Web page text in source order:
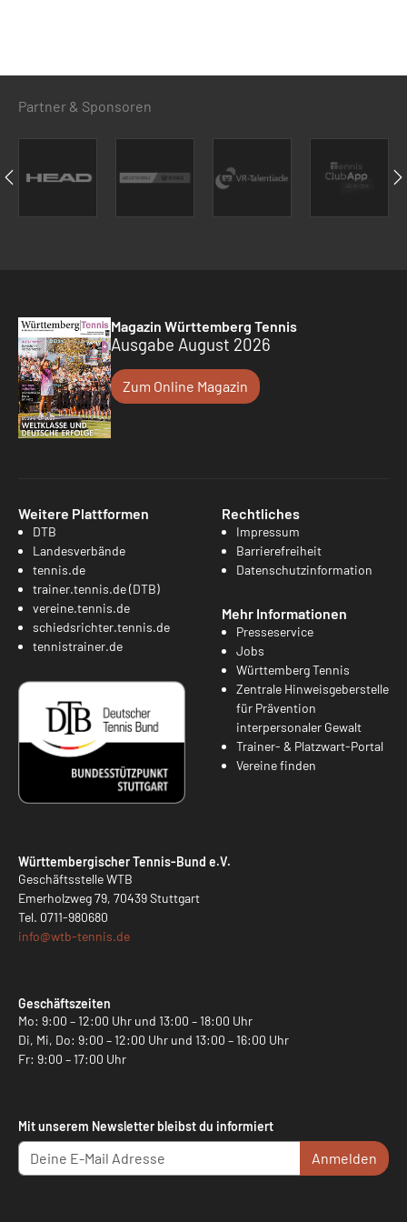
Partner & Sponsoren
Magazin Württemberg Tennis
Ausgabe August 2026
Zum Online Magazin
Weitere Plattformen
DTB
Landesverbände
tennis.de
trainer.tennis.de (DTB)
vereine.tennis.de
schiedsrichter.tennis.de
tennistrainer.de
Rechtliches
Impressum
Barrierefreiheit
Datenschutzinformation
Mehr Informationen
Presseservice
Jobs
Württemberg Tennis
Zentrale Hinweisgeberstelle
für Prävention
interpersonaler Gewalt
Trainer- & Platzwart-Portal
Vereine finden
Württembergischer Tennis-Bund e.V.
Geschäftsstelle WTB
Emerholzweg 79, 70439 Stuttgart
Tel. 0711-980680
info@wtb-tennis.de
Geschäftszeiten
Mo: 9:00 – 12:00 Uhr und 13:00 – 18:00 Uhr
Di, Mi, Do: 9:00 – 12:00 Uhr und 13:00 – 16:00 Uhr
Fr: 9:00 – 17:00 Uhr
Mit unserem Newsletter bleibst du informiert
Anmelden